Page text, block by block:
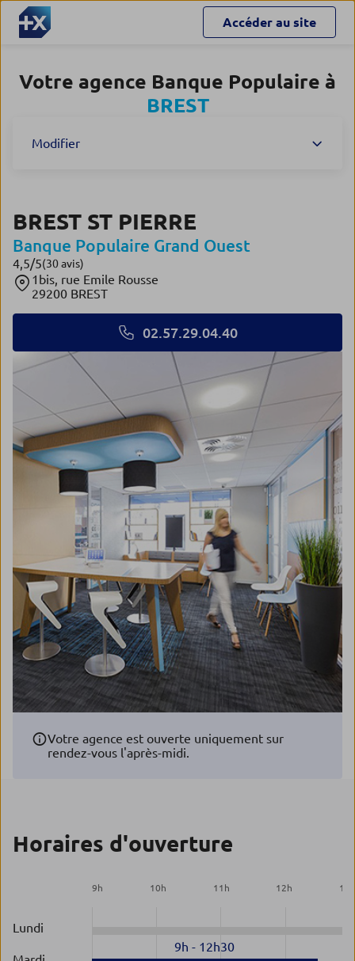
Accéder au site
Votre agence Banque Populaire à
BREST
Modifier
BREST ST PIERRE
Banque Populaire Grand Ouest
4,5/5Note de 4.5 sur 5
(30 avis)
1bis, rue Emile Rousse
29200 BREST
02.57.29.04.40
Votre agence est ouverte uniquement sur
rendez-vous l'après-midi.
Horaires d'ouverture
9h 10h 11 h 12h 13
Lundi
9h - 12h30